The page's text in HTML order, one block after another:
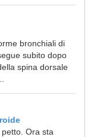
bronchiali di
subito dopo
spina dorsale
petto. Ora sta